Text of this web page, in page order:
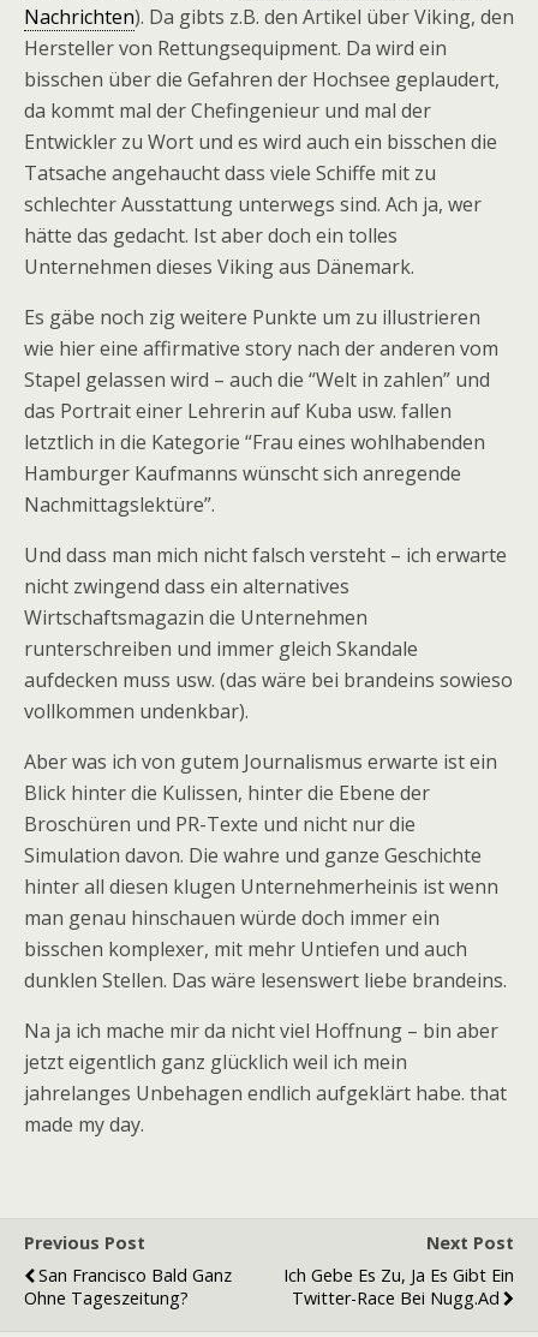
Nachrichten). Da gibts z.B. den Artikel über Viking, den
Hersteller von Rettungsequipment. Da wird ein
bisschen über die Gefahren der Hochsee geplaudert,
da kommt mal der Chefingenieur und mal der
Entwickler zu Wort und es wird auch ein bisschen die
Tatsache angehaucht dass viele Schiffe mit zu
schlechter Ausstattung unterwegs sind. Ach ja, wer
hätte das gedacht. Ist aber doch ein tolles
Unternehmen dieses Viking aus Dänemark.
Es gäbe noch zig weitere Punkte um zu illustrieren
wie hier eine affirmative story nach der anderen vom
Stapel gelassen wird – auch die “Welt in zahlen” und
das Portrait einer Lehrerin auf Kuba usw. fallen
letztlich in die Kategorie “Frau eines wohlhabenden
Hamburger Kaufmanns wünscht sich anregende
Nachmittagslektüre”.
Und dass man mich nicht falsch versteht – ich erwarte
nicht zwingend dass ein alternatives
Wirtschaftsmagazin die Unternehmen
runterschreiben und immer gleich Skandale
aufdecken muss usw. (das wäre bei brandeins sowieso
vollkommen undenkbar).
Aber was ich von gutem Journalismus erwarte ist ein
Blick hinter die Kulissen, hinter die Ebene der
Broschüren und PR-Texte und nicht nur die
Simulation davon. Die wahre und ganze Geschichte
hinter all diesen klugen Unternehmerheinis ist wenn
man genau hinschauen würde doch immer ein
bisschen komplexer, mit mehr Untiefen und auch
dunklen Stellen. Das wäre lesenswert liebe brandeins.
Na ja ich mache mir da nicht viel Hoffnung – bin aber
jetzt eigentlich ganz glücklich weil ich mein
jahrelanges Unbehagen endlich aufgeklärt habe. that
made my day.
Previous Post
San Francisco Bald Ganz
Ohne Tageszeitung?
Next Post
Ich Gebe Es Zu, Ja Es Gibt Ein
Twitter-Race Bei Nugg.ad